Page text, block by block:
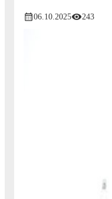
06.10.2025 243